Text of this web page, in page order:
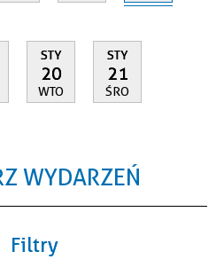
STY
20
WTO
STY
21
ŚRO
WYDARZEŃ
Filtry